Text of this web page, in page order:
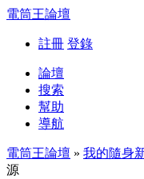
電筒王論壇
註冊 登錄
論壇
搜索
幫助
導航
電筒王論壇 » 我的隨身
源